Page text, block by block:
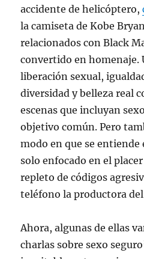
accidente de helicóptero,
la camiseta de Kobe
relacionados con Black
convertido en homenaje.
liberación sexual,
diversidad y belleza real
escenas que incluyan
objetivo común. Pero
modo en que se entiende
solo enfocado en el
repleto de códigos
teléfono la productora
Ahora, algunas de ellas
charlas sobre sexo